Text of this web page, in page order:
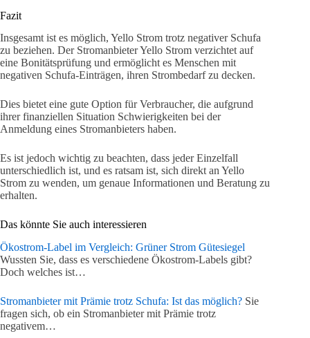
Fazit
Insgesamt ist es möglich, Yello Strom trotz negativer Schufa
zu beziehen. Der Stromanbieter Yello Strom verzichtet auf
eine Bonitätsprüfung und ermöglicht es Menschen mit
negativen Schufa-Einträgen, ihren Strombedarf zu decken.
Dies bietet eine gute Option für Verbraucher, die aufgrund
ihrer finanziellen Situation Schwierigkeiten bei der
Anmeldung eines Stromanbieters haben.
Es ist jedoch wichtig zu beachten, dass jeder Einzelfall
unterschiedlich ist, und es ratsam ist, sich direkt an Yello
Strom zu wenden, um genaue Informationen und Beratung zu
erhalten.
Das könnte Sie auch interessieren
Ökostrom-Label im Vergleich: Grüner Strom Gütesiegel
Wussten Sie, dass es verschiedene Ökostrom-Labels gibt?
Doch welches ist…
Stromanbieter mit Prämie trotz Schufa: Ist das möglich? Sie
fragen sich, ob ein Stromanbieter mit Prämie trotz
negativem…